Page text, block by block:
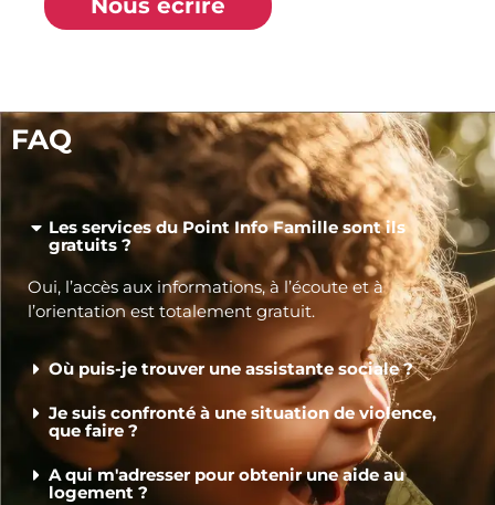
Nous écrire
FAQ
Les services du Point Info Famille sont ils
gratuits ?
Oui, l’accès aux informations, à l’écoute et à
l’orientation est totalement gratuit.
Où puis-je trouver une assistante sociale ?
Je suis confronté à une situation de violence,
que faire ?
A qui m'adresser pour obtenir une aide au
logement ?